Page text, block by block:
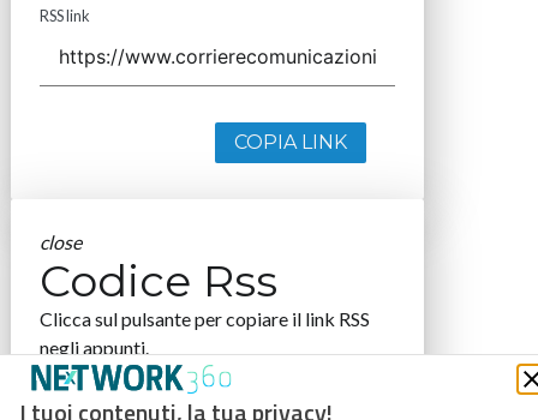
I tuoi contenuti, la tua privacy!
RSS link
COPIA LINK
close
Codice Rss
Clicca sul pulsante per copiare il link RSS
negli appunti.
RSS link